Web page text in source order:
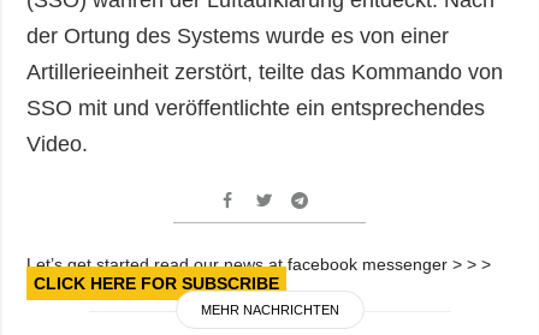
der Ortung des Systems wurde es von einer
Artillerieeinheit zerstört, teilte das Kommando von
SSO mit und veröffentlichte ein entsprechendes
Video.
Let’s get started read our news at facebook messenger > > >
CLICK HERE FOR SUBSCRIBE
MEHR NACHRICHTEN